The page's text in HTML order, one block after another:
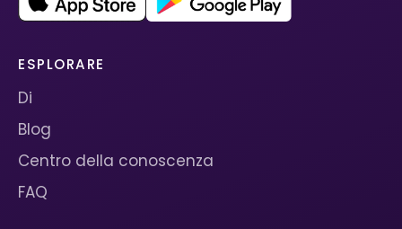
ESPLORARE
Di
Blog
Centro della conoscenza
FAQ